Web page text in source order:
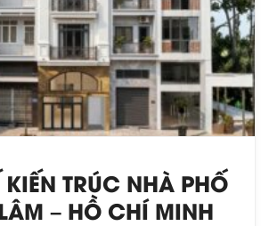
KIẾN TRÚC NHÀ PHỐ
– HỒ CHÍ MINH